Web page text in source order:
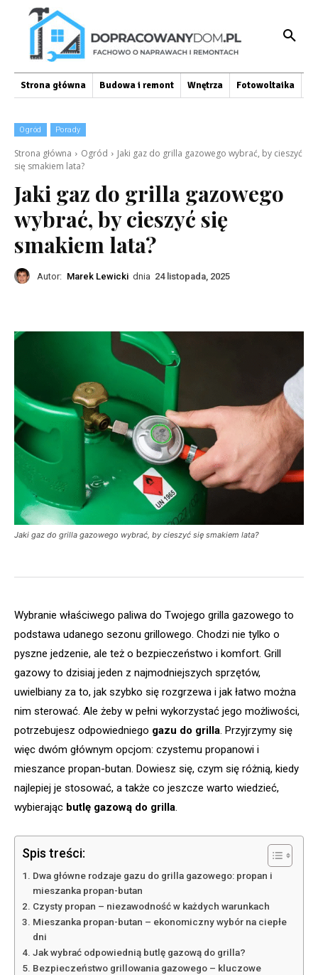
Strona główna Budowa i remont Wnętrza Fotowoltaika
Ogród Porady
Strona główna Ogród
Jaki gaz do grilla gazowego wybrać, by cieszyć
się smakiem lata?
Jaki gaz do grilla gazowego
wybrać, by cieszyć się
smakiem lata?
Autor: Marek Lewicki dnia 24 listopada, 2025
Jaki gaz do grilla gazowego wybrać, by cieszyć się smakiem lata?
Wybranie właściwego paliwa do Twojego grilla gazowego to
podstawa udanego sezonu grillowego. Chodzi nie tylko o
pyszne jedzenie, ale też o bezpieczeństwo i komfort. Grill
gazowy to dzisiaj jeden z najmodniejszych sprzętów,
uwielbiany za to, jak szybko się rozgrzewa i jak łatwo można
nim sterować. Ale żeby w pełni wykorzystać jego możliwości,
potrzebujesz odpowiedniego gazu do grilla. Przyjrzymy się
więc dwóm głównym opcjom: czystemu propanowi i
mieszance propan-butan. Dowiesz się, czym się różnią, kiedy
najlepiej je stosować, a także co jeszcze warto wiedzieć,
wybierając butlę gazową do grilla.
Spis treści:
Dwa główne rodzaje gazu do grilla gazowego: propan i
mieszanka propan-butan
Czysty propan – niezawodność w każdych warunkach
Mieszanka propan-butan – ekonomiczny wybór na ciepłe
dni
Jak wybrać odpowiednią butlę gazową do grilla?
Bezpieczeństwo grillowania gazowego – kluczowe